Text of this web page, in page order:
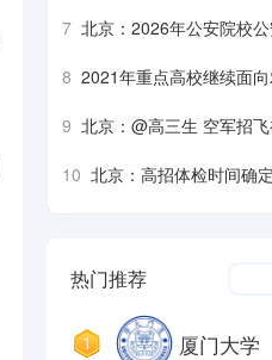
7 北京：2026年公安院校
8 2021年重点高校继续面
9 北京：@高三生 空军招
10 北京：高招体检时间确定
热门推荐
厦门大学